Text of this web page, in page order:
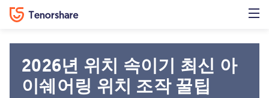
2026년 위치 속이기 최신 아
이쉐어링 위치 조작 꿀팁